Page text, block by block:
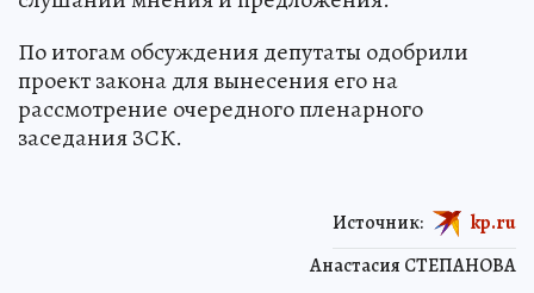
По итогам обсуждения депутаты одобрили
проект закона для вынесения его на
рассмотрение очередного пленарного
заседания ЗСК.
Анастасия СТЕПАНОВА
Источник: kp.ru